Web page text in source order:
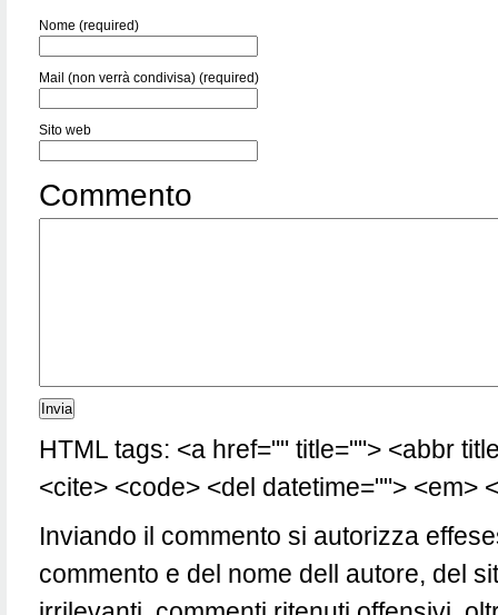
Nome (required)
Mail (non verrà condivisa) (required)
Sito web
Commento
HTML tags: <a href="" title=""> <abbr
<cite> <code> <del datetime=""> <em>
Inviando il commento si autorizza
commento e del nome dell autore, del